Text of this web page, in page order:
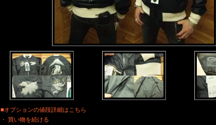
■オプションの値段詳細はこちら
・ 買い物を続ける